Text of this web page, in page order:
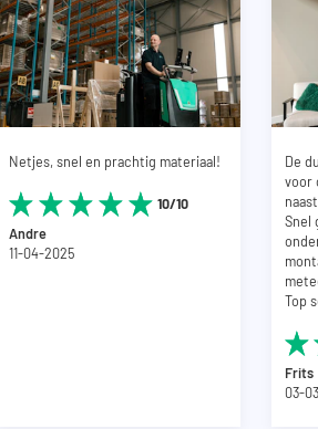
op met onze klantenservice.
machines geleverd.
Netjes, snel en prachtig materiaal!
10/10
Andre
11-04-2025
De
voor
Snel
Top
Frits
03-